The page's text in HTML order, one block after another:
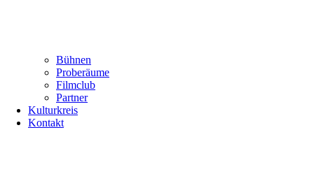
Bühnen
Proberäume
Filmclub
Partner
Kulturkreis
Kontakt